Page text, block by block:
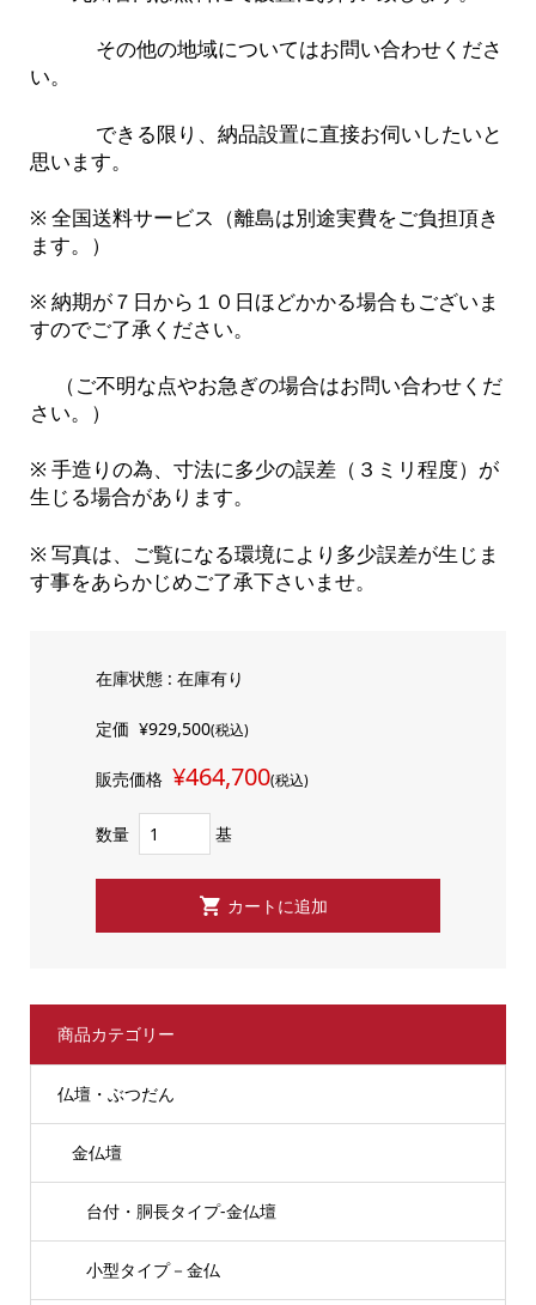
その他の地域についてはお問い合わせくださ
い。
できる限り、納品設置に直接お伺いしたいと
思います。
※ 全国送料サービス（離島は別途実費をご負担頂き
ます。）
※ 納期が７日から１０日ほどかかる場合もございま
すのでご了承ください。
（ご不明な点やお急ぎの場合はお問い合わせくだ
さい。）
※ 手造りの為、寸法に多少の誤差（３ミリ程度）が
生じる場合があります。
※ 写真は、ご覧になる環境により多少誤差が生じま
す事をあらかじめご了承下さいませ。
在庫状態 : 在庫有り
定価 ¥929,500(税込)
販売価格 ¥464,700(税込)
数量 基
商品カテゴリー
仏壇・ぶつだん
金仏壇
台付・胴長タイプ-金仏壇
小型タイプ－金仏